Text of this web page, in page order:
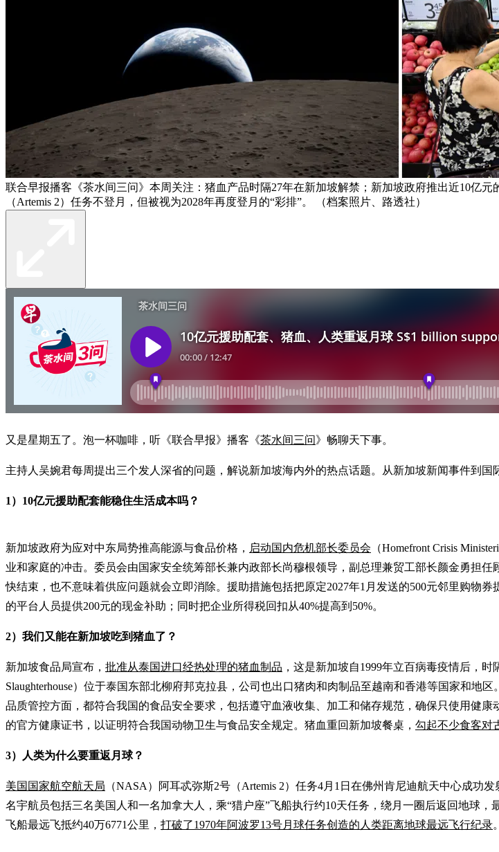
联合早报播客《茶水间三问》本周关注：猪血产品时隔27年在新加坡解禁；新加坡政府推出近10亿
（Artemis 2）任务不登月，但被视为2028年再度登月的“彩排”。 （档案照片、路透社）
又是星期五了。泡一杯咖啡，听《联合早报》播客《茶水间三问》畅聊天下事。
主持人吴婉君每周提出三个发人深省的问题，解说新加坡海内外的热点话题。从新加坡新闻事件
1）10亿元援助配套能稳住生活成本吗？
新加坡政府为应对中东局势推高能源与食品价格， 启动国内危机部长委员会 （Homefront Crisis
业和家庭的冲击。委员会由国家安全统筹部长兼内政部长尚穆根领导，副总理兼贸工部长颜金勇担
快结束，也不意味着供应问题就会立即消除。援助措施包括把原定2027年1月发送的500元邻里购物
的平台人员提供200元的现金补助；同时把企业所得税回扣从40%提高到50%。
2）我们又能在新加坡吃到猪血了？
新加坡食品局宣布， 批准从泰国进口经热处理的猪血制品 ，这是新加坡自1999年立百病毒疫情后，
Slaughterhouse）位于泰国东部北柳府邦克拉县，公司也出口猪肉和肉制品至越南和香港等国家和
品质管控方面，都符合我国的食品安全要求，包括遵守血液收集、加工和储存规范，确保只使用健
的官方健康证书，以证明符合我国动物卫生与食品安全规定。猪血重回新加坡餐桌， 勾起不少食客对
3）人类为什么要重返月球？
美国国家航空航天局 （NASA）阿耳忒弥斯2号（Artemis 2）任务4月1日在佛州肯尼迪航天中心成功
名宇航员包括三名美国人和一名加拿大人，乘“猎户座”飞船执行约10天任务，绕月一圈后返回地球
飞船最远飞抵约40万6771公里， 打破了1970年阿波罗13号月球任务创造的人类距离地球最远飞行纪录。